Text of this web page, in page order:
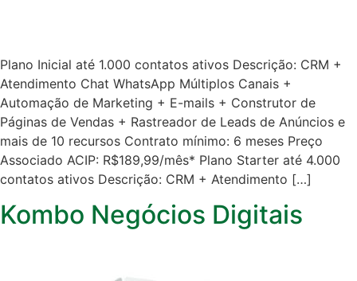
Plano Inicial até 1.000 contatos ativos Descrição: CRM +
Atendimento Chat WhatsApp Múltiplos Canais +
Automação de Marketing + E-mails + Construtor de
Páginas de Vendas + Rastreador de Leads de Anúncios e
mais de 10 recursos Contrato mínimo: 6 meses Preço
Associado ACIP: R$189,99/mês* Plano Starter até 4.000
contatos ativos Descrição: CRM + Atendimento […]
Kombo Negócios Digitais